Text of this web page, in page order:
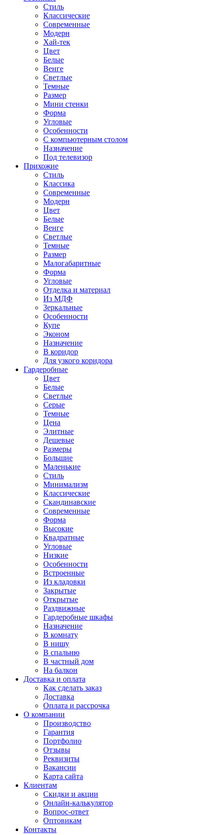
Стиль
Классические
Современные
Модерн
Хай-тек
Цвет
Белые
Венге
Светлые
Темные
Размер
Мини стенки
Форма
Угловые
Особенности
С компьютерным столом
Назначение
Под телевизор
Прихожие
Стиль
Классика
Современные
Модерн
Цвет
Белые
Венге
Светлые
Темные
Размер
Малогабаритные
Форма
Угловые
Отделка и материал
Из МДФ
Зеркальные
Особенности
Купе
Эконом
Назначение
В коридор
Для узкого коридора
Гардеробные
Цвет
Белые
Светлые
Серые
Темные
Цена
Элитные
Дешевые
Размеры
Большие
Маленькие
Стиль
Минимализм
Классические
Скандинавские
Современные
Форма
Высокие
Квадратные
Угловые
Низкие
Особенности
Встроенные
Из кладовки
Закрытые
Открытые
Раздвижные
Гардеробные шкафы
Назначение
В комнату
В нишу
В спальню
В частный дом
На балкон
Доставка и оплата
Как сделать заказ
Доставка
Оплата и рассрочка
О компании
Производство
Гарантия
Портфолио
Отзывы
Реквизиты
Вакансии
Карта сайта
Клиентам
Скидки и акции
Онлайн-калькулятор
Вопрос-ответ
Оптовикам
Контакты